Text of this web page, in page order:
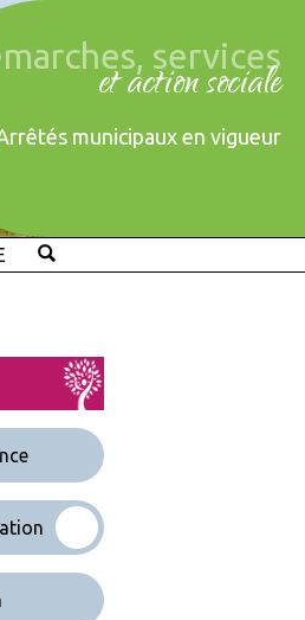
services
et action sociale
municipaux en vigueur